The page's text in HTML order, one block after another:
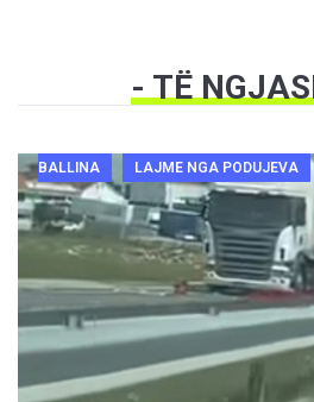
- TË
BALLINA LAJME NGA PODUJEVA